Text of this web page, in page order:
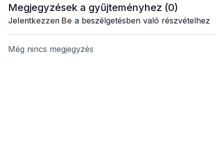
Megjegyzések a gyűjteményhez (0)
Jelentkezzen Be a beszélgetésben való részvételhez
Még nincs megjegyzés